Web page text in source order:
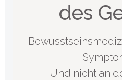
des
Und nicht an